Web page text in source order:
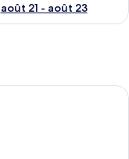
août 21 - août 23
avec un canapé